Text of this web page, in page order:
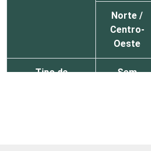
Norte /
Centro-
Oeste
Tipo de
Sem